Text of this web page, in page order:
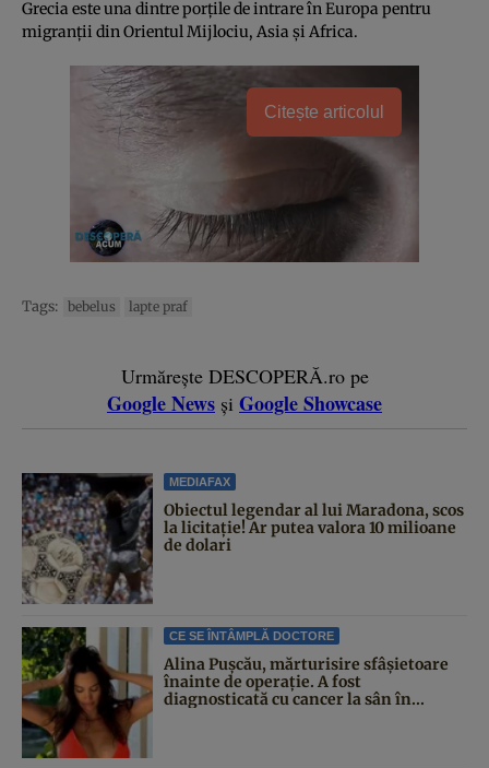
Grecia este una dintre porțile de intrare în Europa pentru
migranții din Orientul Mijlociu, Asia și Africa.
Citește articolul
Tags: bebelus lapte praf
Urmărește DESCOPERĂ.ro pe
Google News și Google Showcase
MEDIAFAX
Obiectul legendar al lui Maradona, scos
la licitație! Ar putea valora 10 milioane
de dolari
CE SE ÎNTÂMPLĂ DOCTORE
Alina Pușcău, mărturisire sfâșietoare
înainte de operație. A fost
diagnosticată cu cancer la sân în...